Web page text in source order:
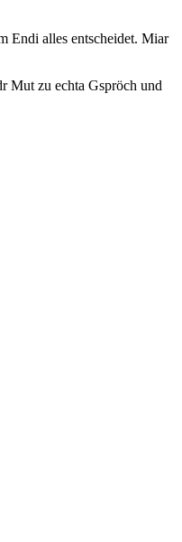
Endi alles entscheidet. Miar
Mut zu echta Gspröch und